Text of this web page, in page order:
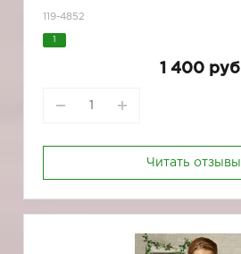
119-4852
1 400 руб
Читать отзывы